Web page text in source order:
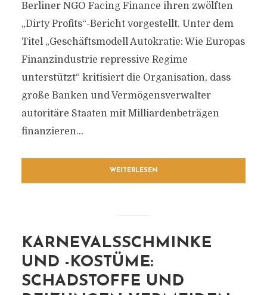
Berliner NGO Facing Finance ihren zwölften
„Dirty Profits“-Bericht vorgestellt. Unter dem
Titel „Geschäftsmodell Autokratie: Wie Europas
Finanzindustrie repressive Regime
unterstützt“ kritisiert die Organisation, dass
große Banken und Vermögensverwalter
autoritäre Staaten mit Milliardenbeträgen
finanzieren...
WEITERLESEN
KARNEVALSSCHMINKE
UND -KOSTÜME:
SCHADSTOFFE UND